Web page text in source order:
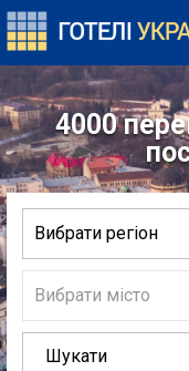
4000
Вибрати регіон
Вибрати місто